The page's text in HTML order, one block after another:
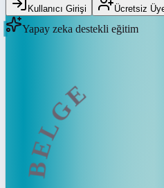
Kullanıcı Girişi Ücretsiz
Yapay zeka destekli eğitim